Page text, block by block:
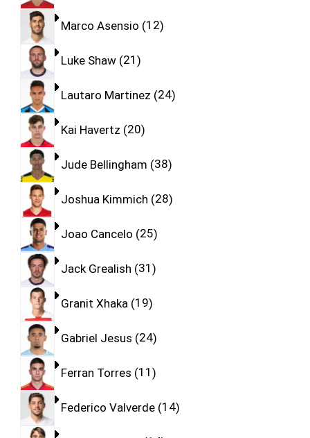
Marco Asensio 12
Luke Shaw 21
Lautaro Martinez 24
Kai Havertz 20
Jude Bellingham 38
Joshua Kimmich 28
Joao Cancelo 25
Jack Grealish 31
Granit Xhaka 19
Gabriel Jesus 24
Ferran Torres 11
Federico Valverde 14